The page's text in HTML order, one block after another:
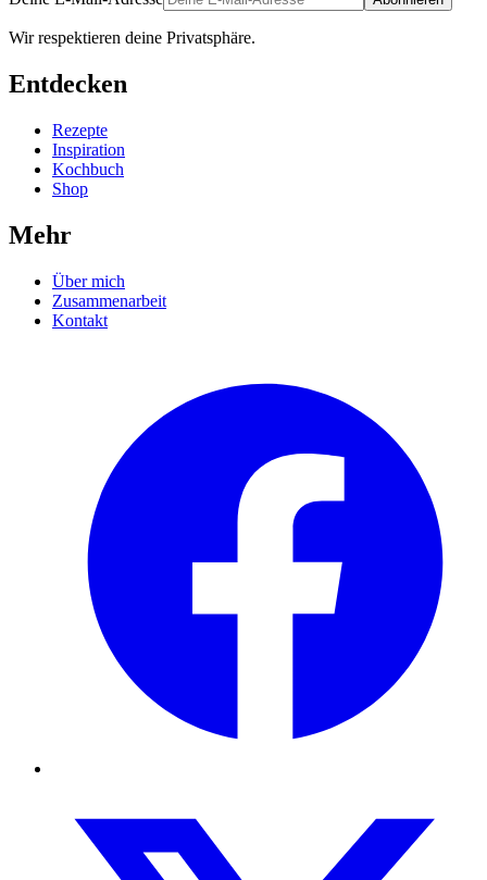
Wir respektieren deine Privatsphäre.
Entdecken
Rezepte
Inspiration
Kochbuch
Shop
Mehr
Über mich
Zusammenarbeit
Kontakt